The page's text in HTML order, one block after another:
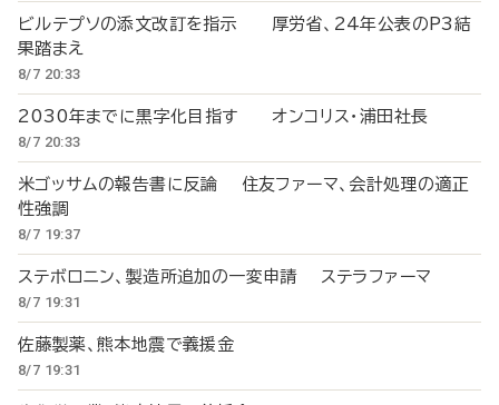
ビルテプソの添文改訂を指示 厚労省、24年公表のP3結
果踏まえ
8/7 20:33
2030年までに黒字化目指す オンコリス・浦田社長
8/7 20:33
米ゴッサムの報告書に反論 住友ファーマ、会計処理の適正
性強調
8/7 19:37
ステボロニン、製造所追加の一変申請 ステラファーマ
8/7 19:31
佐藤製薬、熊本地震で義援金
8/7 19:31